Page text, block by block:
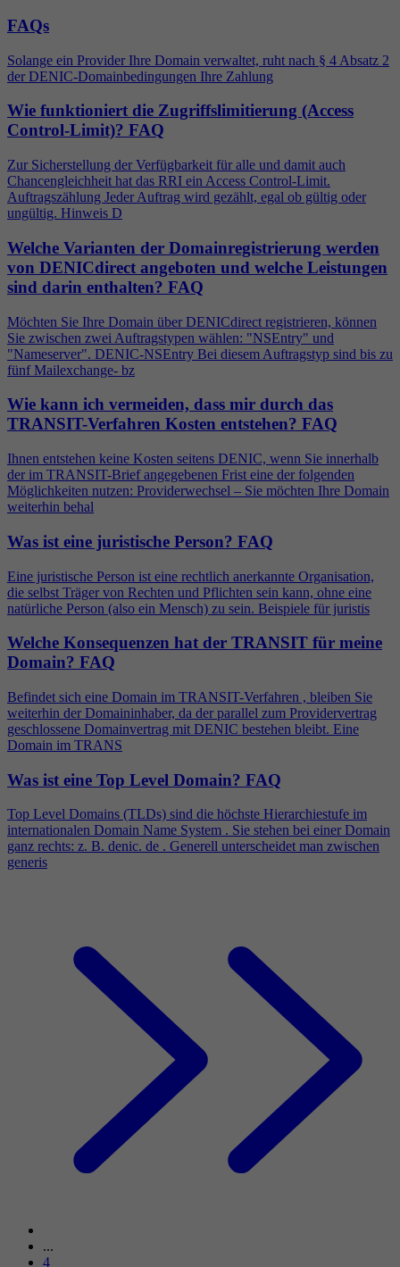
FAQs
Solange ein Provider Ihre Domain verwaltet, ruht nach § 4 Absatz 2
der DENIC-Domainbedingungen Ihre Zahlung
Wie funktioniert die Zugriffslimitierung (Access
Control-Limit)? FAQ
Zur Sicherstellung der Verfügbarkeit für alle und damit auch
Chancengleichheit hat das RRI ein Access Control-Limit.
Auftragszählung Jeder Auftrag wird gezählt, egal ob gültig oder
ungültig. Hinweis D
Welche Varianten der Domainregistrierung werden
von DENICdirect angeboten und welche Leistungen
sind darin enthalten? FAQ
Möchten Sie Ihre Domain über DENICdirect registrieren, können
Sie zwischen zwei Auftragstypen wählen: "NSEntry" und
"Nameserver". DENIC-NSEntry Bei diesem Auftragstyp sind bis zu
fünf Mailexchange- bz
Wie kann ich vermeiden, dass mir durch das
TRANSIT-Verfahren Kosten entstehen? FAQ
Ihnen entstehen keine Kosten seitens DENIC, wenn Sie innerhalb
der im TRANSIT-Brief angegebenen Frist eine der folgenden
Möglichkeiten nutzen: Providerwechsel – Sie möchten Ihre Domain
weiterhin behal
Was ist eine juristische Person? FAQ
Eine juristische Person ist eine rechtlich anerkannte Organisation,
die selbst Träger von Rechten und Pflichten sein kann, ohne eine
natürliche Person (also ein Mensch) zu sein. Beispiele für juristis
Welche Konsequenzen hat der TRANSIT für meine
Domain? FAQ
Befindet sich eine Domain im TRANSIT-Verfahren , bleiben Sie
weiterhin der Domaininhaber, da der parallel zum Providervertrag
geschlossene Domainvertrag mit DENIC bestehen bleibt. Eine
Domain im TRANS
Was ist eine Top Level Domain? FAQ
Top Level Domains (TLDs) sind die höchste Hierarchiestufe im
internationalen Domain Name System . Sie stehen bei einer Domain
ganz rechts: z. B. denic. de . Generell unterscheidet man zwischen
generis
...
4